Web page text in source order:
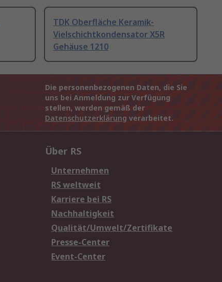
TDK Oberfläche Keramik-
Vielschichtkondensator X5R
Gehäuse 1210
Die personenbezogenen Daten, die Sie
uns bei Anmeldung zur Verfügung
stellen, werden gemäß der
Datenschutzerklärung verarbeitet.
Über RS
Unternehmen
RS weltweit
Karriere bei RS
Nachhaltigkeit
Qualität/Umwelt/Zertifikate
Presse-Center
Event-Center